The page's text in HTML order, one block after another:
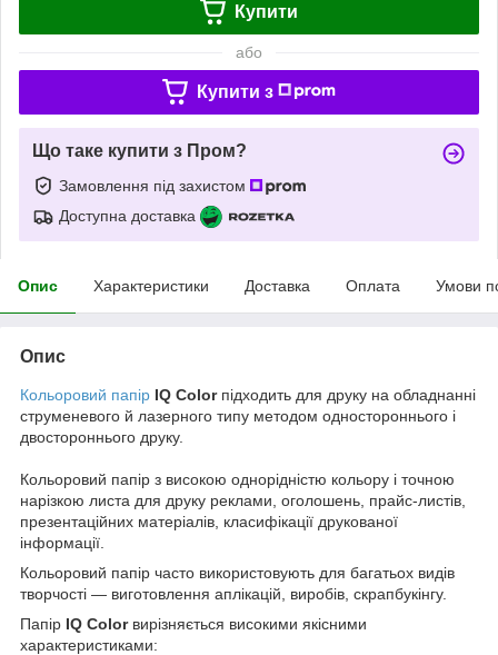
Купити
або
Купити з
Що таке купити з Пром?
Замовлення під захистом
Доступна доставка
Опис Характеристики Доставка Оплата Умови
Опис
Кольоровий папір IQ Colorпідходить для друку на обладнанні
струменевого й лазерного типу методом одностороннього і
двостороннього друку.
Кольоровий папір з високою однорідністю кольору і точною
нарізкою листа для друку реклами, оголошень, прайс-листів,
презентаційних матеріалів, класифікації друкованої
інформації.
Кольоровий папір часто використовують для багатьох видів
творчості — виготовлення аплікацій, виробів, скрапбукінгу.
Папір IQ Color вирізняється високими якісними
характеристиками: